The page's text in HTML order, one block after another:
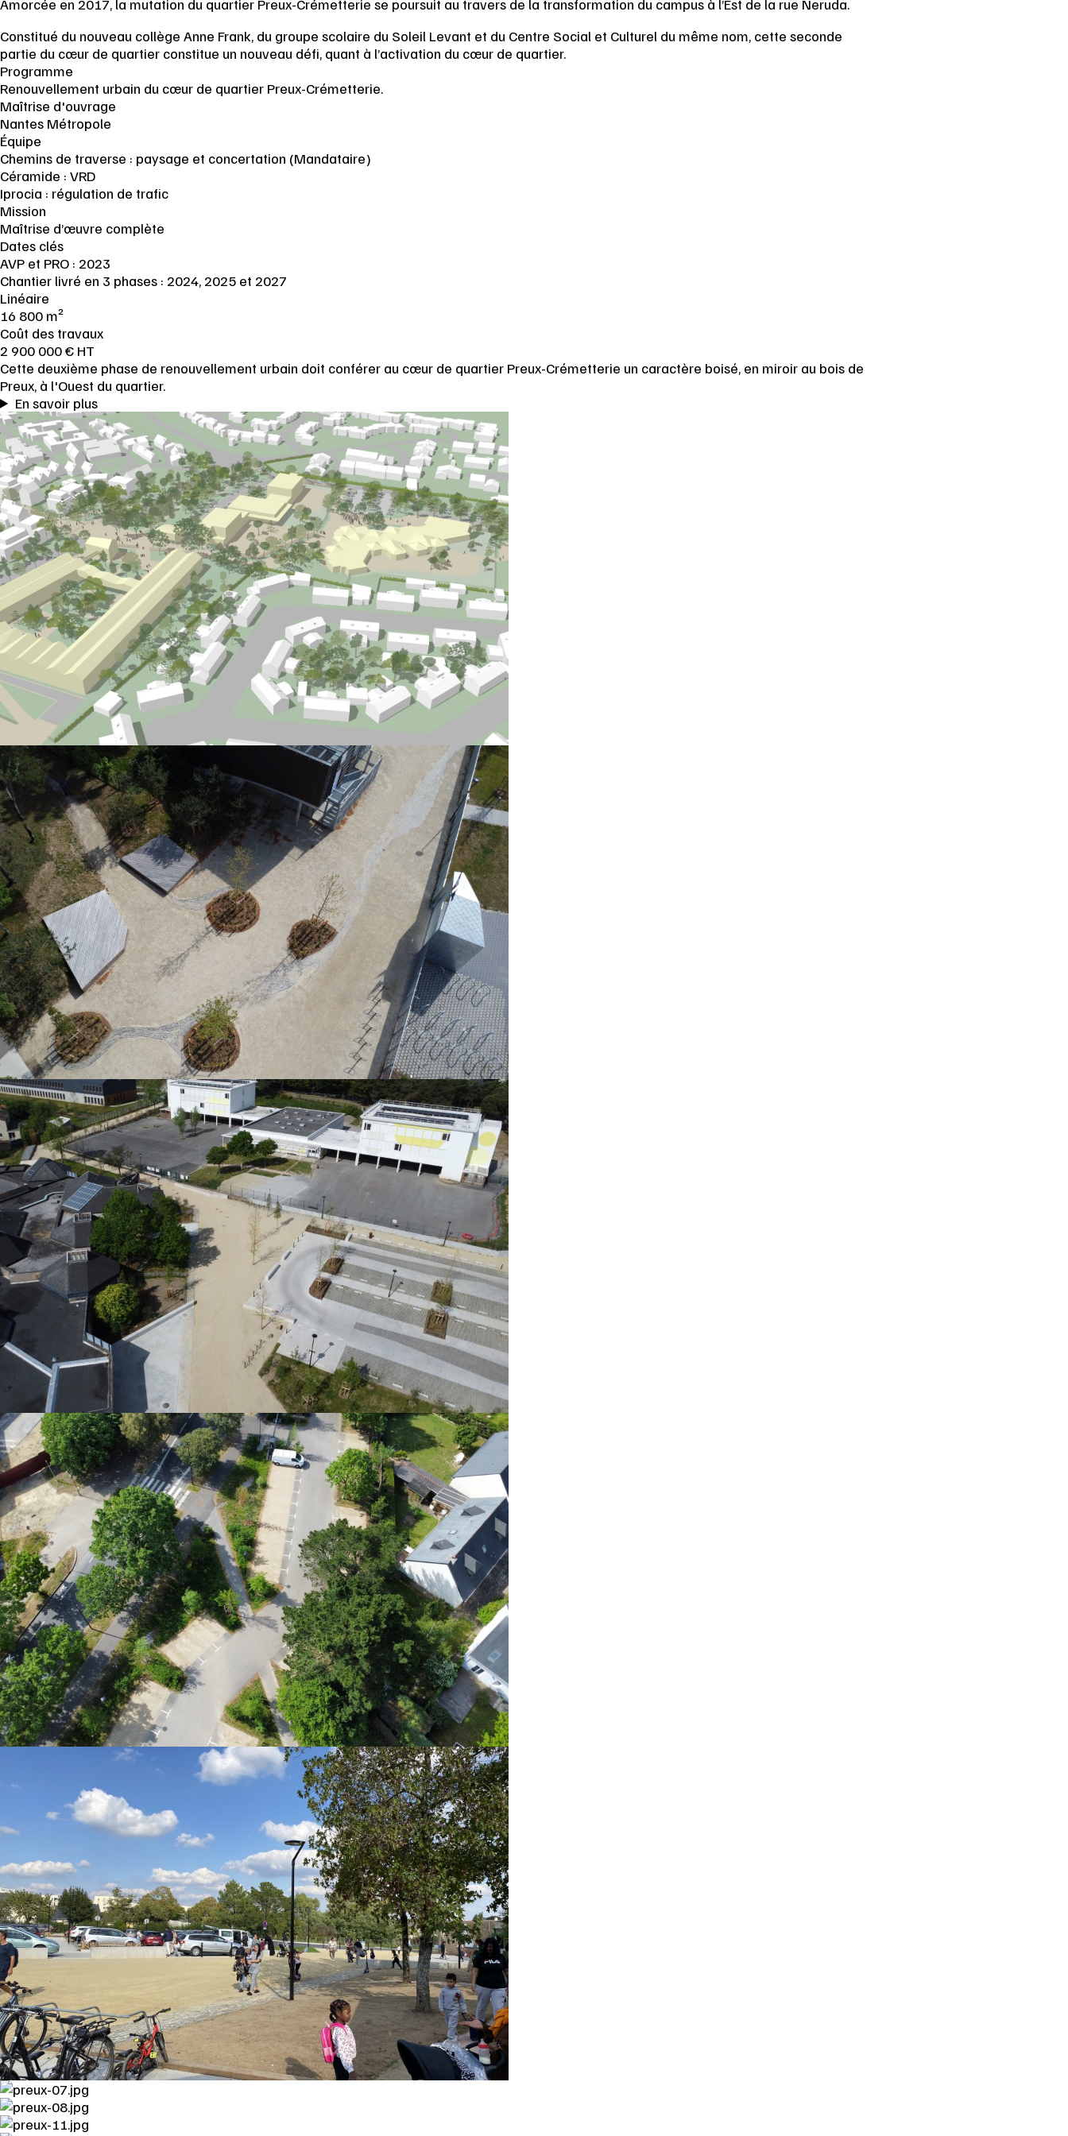
Amorcée en 2017, la mutation du quartier Preux-Crémetterie se poursuit au travers de la transformation du campus à l’Est de la rue Neruda.
Constitué du nouveau collège Anne Frank, du groupe scolaire du Soleil Levant et du Centre Social et Culturel du même nom, cette seconde
partie du cœur de quartier constitue un nouveau défi, quant à l’activation du cœur de quartier.
Programme
Renouvellement urbain du cœur de quartier Preux-Crémetterie.
Maîtrise d'ouvrage
Nantes Métropole
Équipe
Chemins de traverse : paysage et concertation (Mandataire)
Céramide : VRD
Iprocia : régulation de trafic
Mission
Maîtrise d’œuvre complète
Dates clés
AVP et PRO : 2023
Chantier livré en 3 phases : 2024, 2025 et 2027
Linéaire
16 800 m²
Coût des travaux
2 900 000 € HT
Cette deuxième phase de renouvellement urbain doit conférer au cœur de quartier Preux-Crémetterie un caractère boisé, en miroir au bois de
Preux, à l'Ouest du quartier.
En savoir plus